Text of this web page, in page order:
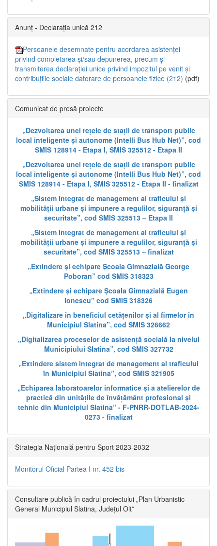
Anunț - Declarația unică 212
Persoanele desemnate pentru acordarea asistenței
privind completarea și/sau depunerea, precum și
transmiterea declarației unice privind impozitul pe venit și
contribuțiile sociale datorare de persoanele fizice (212) (pdf)
Comunicat de presă proiecte
„Dezvoltarea unei rețele de stații de transport public
local inteligente și autonome (Intelli Bus Hub Net)”, cod
SMIS 128914 - Etapa I, SMIS 325512 - Etapa II
„Dezvoltarea unei rețele de stații de transport public
local inteligente și autonome (Intelli Bus Hub Net)”, cod
SMIS 128914 - Etapa I, SMIS 325512 - Etapa II - finalizat
„Sistem integrat de management al traficului și
mobilității urbane și impunere a regulilor, siguranță și
securitate”, cod SMIS 325513 – Etapa II
„Sistem integrat de management al traficului și
mobilității urbane și impunere a regulilor, siguranță și
securitate”, cod SMIS 325513 – finalizat
„Extindere și echipare Școala Gimnazială George
Poboran” cod SMIS 318323
„Extindere și echipare Școala Gimnazială Eugen
Ionescu” cod SMIS 318326
„Digitalizare în beneficiul cetățenilor și al firmelor în
Municipiul Slatina”, cod SMIS 326662
„Digitalizarea proceselor de asistență socială la nivelul
Municipiului Slatina”, cod SMIS 327732
„Extindere sistem integrat de management al traficului
în Municipiul Slatina”, cod SMIS 321905
„Echiparea laboratoarelor informatice și a atelierelor de
practică din unitățile de învățământ profesional și
tehnic din Municipiul Slatina” - F-PNRR-DOTLAB-2024-
0273 - finalizat
Strategia Națională pentru Sport 2023-2032
Monitorul Oficial Partea I nr. 452 bis
Consultare publică în cadrul proiectului „Plan Urbanistic
General Municipiul Slatina, Județul Olt”